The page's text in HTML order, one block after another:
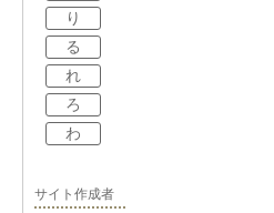
り
る
れ
ろ
わ
サイト作成者